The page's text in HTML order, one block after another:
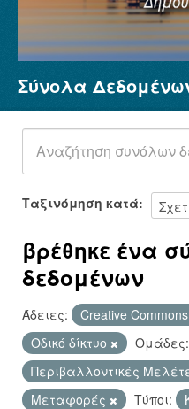
Σύνολα Δεδομένων
Φορείς
Ομάδες
Σχετικά
Σύνολα
Ταξινόμηση κατά
βρέθηκε ένα
δεδομένων
Άδειες: Creative
Οδικό δίκτυο
Ομάδες:
Περιβαλλοντικές
Μεταφορές
Τύποι: